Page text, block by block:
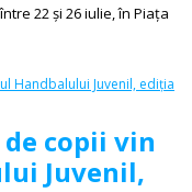
22 și 26 iulie, în Piața
copii vin
Juvenil,